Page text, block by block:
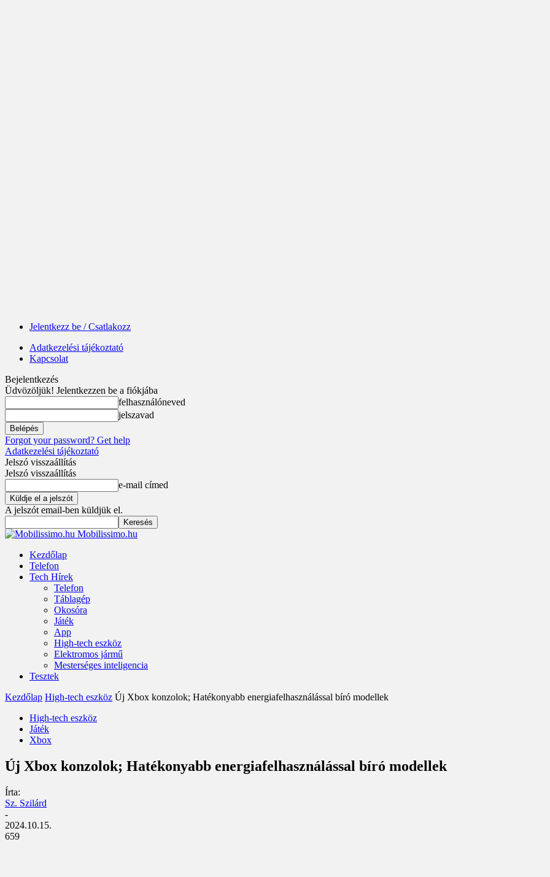
Jelentkezz be / Csatlakozz
Adatkezelési tájékoztató
Kapcsolat
Bejelentkezés
Üdvözöljük! Jelentkezzen be a fiókjába
felhasználóneved
jelszavad
Forgot your password? Get help
Adatkezelési tájékoztató
Jelszó visszaállítás
Jelszó visszaállítás
e-mail címed
A jelszót email-ben küldjük el.
Mobilissimo.hu
Kezdőlap
Telefon
Tech Hírek
Telefon
Táblagép
Okosóra
Játék
App
High-tech eszköz
Elektromos jármű
Mesterséges inteligencia
Tesztek
Kezdőlap High-tech eszköz Új Xbox konzolok; Hatékonyabb energiafelhasználással bíró modellek
High-tech eszköz
Játék
Xbox
Új Xbox konzolok; Hatékonyabb energiafelhasználással bíró modellek
Írta:
Sz. Szilárd
-
2024.10.15.
659